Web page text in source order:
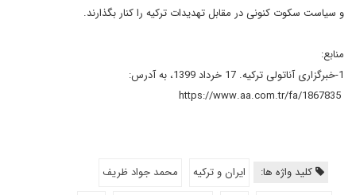
و سیاست سکوت کنونی در مقابل تهدیدات ترکیه را کنار بگذارند.
منابع:
1-خبرگزاری آناتولی ترکیه. 17 خرداد 1399، به آدرس:
کلید واژه ها: ایران و ترکیه
محمد جواد ظریف